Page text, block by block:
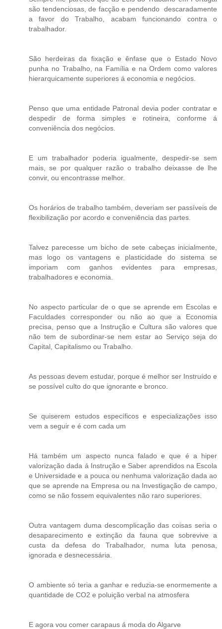
são tendenciosas, de facção e pendendo descaradamente
a favor do Trabalho, acabam funcionando contra o
trabalhador.
São herdeiras da fixação e ênfase que o Estado Novo
punha no Trabalho, na Família e na Ordem como valores
hierarquicamente superiores á economia e negócios.
Penso que uma entidade Patronal devia poder contratar e
despedir de forma simples e rotineira, conforme á
conveniência dos negócios.
E um trabalhador poderia igualmente, despedir-se sem
mais, se por qualquer razão o trabalho deixasse de lhe
convir, ou encontrasse melhor.
Os horários de trabalho também, deveriam ser passíveis de
flexibilização por acordo e conveniência das partes.
Talvez parecesse um bicho de sete cabeças inicialmente,
mas logo os vantagens e plasticidade do sistema se
imporiam com ganhos evidentes para empresas,
trabalhadores e economia.
No aspecto particular de o que se aprende em Escolas e
Faculdades corresponder ou não ao que a Economia
precisa, penso que a Instrução e Cultura são valores que
não tem de subordinar-se nem estar ao Serviço seja do
Capital, Capitalismo ou Trabalho.
As pessoas devem estudar, porque é melhor ser Instruído e
se possível culto do que ignorante e bronco.
Se quiserem estudos específicos e especializações isso
vem a seguir e é com cada um
Há também um aspecto nunca falado e que é a hiper
valorização dada á Instrução e Saber aprendidos na Escola
e Universidade e a pouca ou nenhuma valorização dada ao
que se aprende na Empresa ou na Investigação de campo,
como se não fossem equivalentes não raro superiores.
Outra vantagem duma descomplicação das coisas seria o
desaparecimento e extinção da fauna que sobrevive a
custa da defesa do Trabalhador, numa luta penosa,
ignorada e desnecessária.
O ambiente só teria a ganhar e reduzia-se enormemente a
quantidade de CO2 e poluição verbal na atmosfera
E agora vou comer carapaus á moda do Algarve